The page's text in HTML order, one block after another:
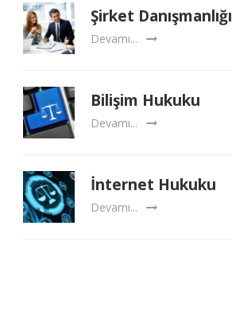
Şirket Danışmanlığı
Devamı...
Bilişim Hukuku
Devamı...
İnternet Hukuku
Devamı...